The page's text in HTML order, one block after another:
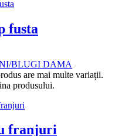
fusta
BLUGI DAMA
are mai multe variații.
produsului.
franjuri